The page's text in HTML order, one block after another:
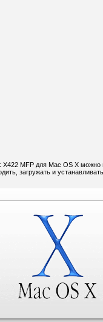
MFP для Mac OS X
загружать и